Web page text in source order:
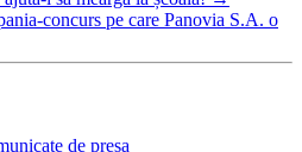
concurs pe care Panovia S.A. o